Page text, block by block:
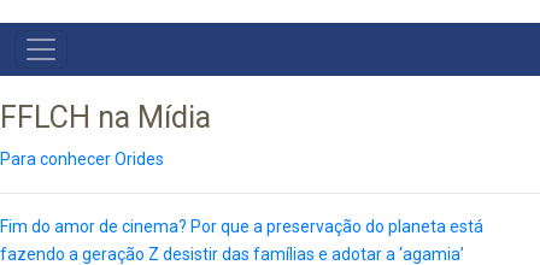
NAVEGADOR
PRINCIPAL
FFLCH na Mídia
Para conhecer Orides
Fim do amor de cinema? Por que a preservação do planeta está
fazendo a geração Z desistir das famílias e adotar a ‘agamia’